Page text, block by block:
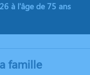
à l'âge de 75 ans
famille